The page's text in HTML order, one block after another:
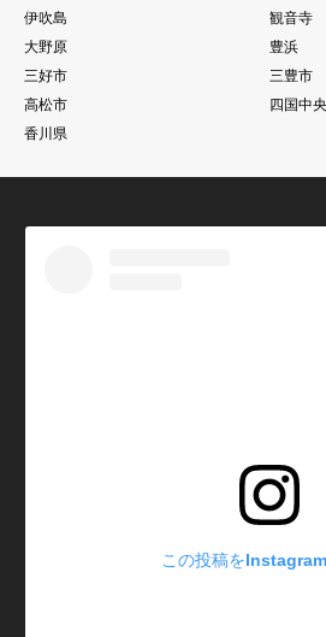
伊吹島
観音寺
大野原
豊浜
三好市
三豊市
高松市
四国中
香川県
この投稿を